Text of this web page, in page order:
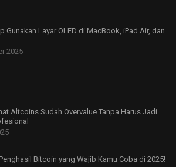
Gunakan Layar OLED di MacBook, iPad Air, dan
2025
Altcoins Sudah Overvalue Tanpa Harus Jadi
Bitcoin yang Wajib Kamu Coba di 2025!